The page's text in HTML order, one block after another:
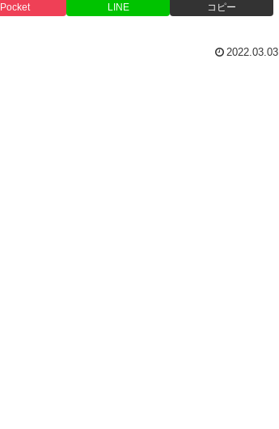
Pocket LINE コピー
2022.03.03